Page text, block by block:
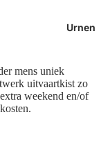
Urnen
mens uniek
uitvaartkist zo
weekend en/of